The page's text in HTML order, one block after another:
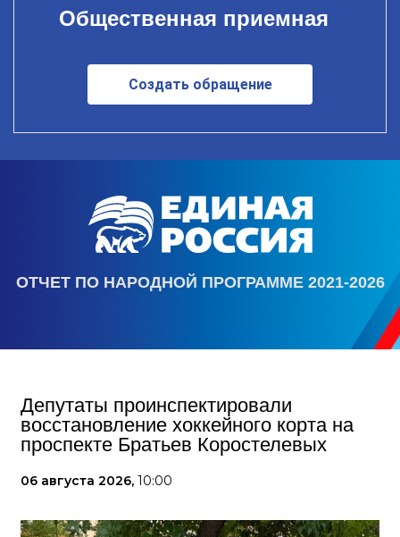
Общественная приемная
Создать обращение
ОТЧЕТ ПО НАРОДНОЙ ПРОГРАММЕ 2021-2026
Депутаты проинспектировали
восстановление хоккейного корта на
проспекте Братьев Коростелевых
06 августа 2026, 10:00